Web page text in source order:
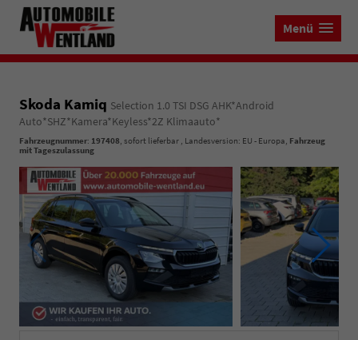
Menü
Skoda Kamiq Selection 1.0 TSI DSG AHK*Android
Auto*SHZ*Kamera*Keyless*2Z Klimaauto*
Fahrzeugnummer: 197408, sofort lieferbar , Landesversion: EU - Europa, Fahrzeug
mit Tageszulassung